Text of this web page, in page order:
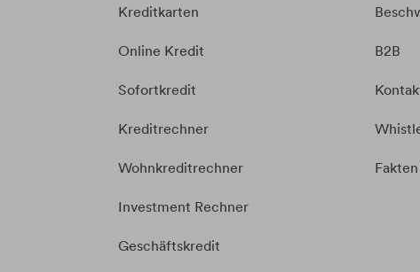
Kreditkarten
Online Kredit
Sofortkredit
Kreditrechner
Wohnkreditrechner
Investment Rechner
Geschäftskredit
B2B